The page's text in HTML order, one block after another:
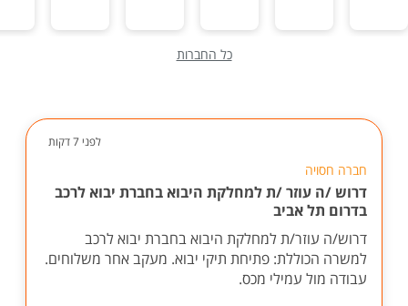
כל החברות
לפני 7 דקות
חברה חסויה
דרוש /ה עוזר /ת למחלקת היבוא בחברת יבוא לרכב
בדרום תל אביב
דרוש/ה עוזר/ת למחלקת היבוא בחברת יבוא לרכב
למשרה הכוללת: פתיחת תיקי יבוא. מעקב אחר משלוחים.
עבודה מול עמילי מכס.